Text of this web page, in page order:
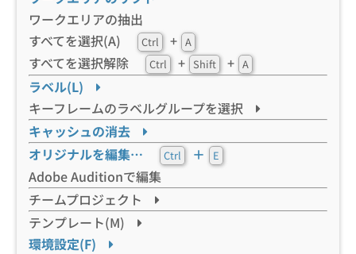
ワークエリアの抽出
すべてを選択(A)
Ctrl + A
すべてを選択解除 Ctrl + Shift + A
ラベル(L)
キーフレームのラベルグループを選択
キャッシュの消去
オリジナルを編集…
Ctrl ＋ E
Adobe Auditionで編集
チームプロジェクト
テンプレート(M)
環境設定(F)